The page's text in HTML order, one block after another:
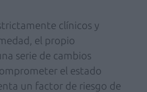
clínicos y
el propio
serie de cambios
el estado
un factor de riesgo de